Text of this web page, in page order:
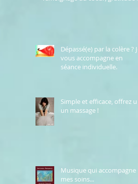
Dépassé(e) par la colère ? Je
vous accompagne en
séance individuelle.
Simple et efficace, offrez un
un massage !
Musique qui accompagne
mes soins...